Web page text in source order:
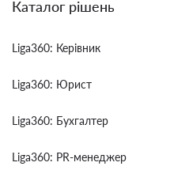
Каталог рішень
Liga360: Керівник
Liga360: Юрист
Liga360: Бухгалтер
Liga360: PR-менеджер